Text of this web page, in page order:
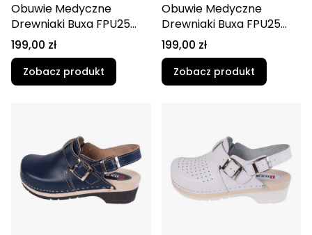
Obuwie Medyczne
Drewniaki Buxa FPU25
Biało-Granatowy
Cena
199,00 zł
Zobacz produkt
Obuwie Medyczne
Drewniaki Buxa FPU25
Biały
Cena
199,00 zł
Zobacz produkt